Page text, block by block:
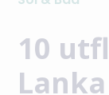
10
Lanka